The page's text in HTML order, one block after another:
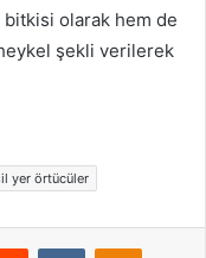
bitkisi olarak hem de
şekli verilerek
yer örtücüler
Reddit VKontakte